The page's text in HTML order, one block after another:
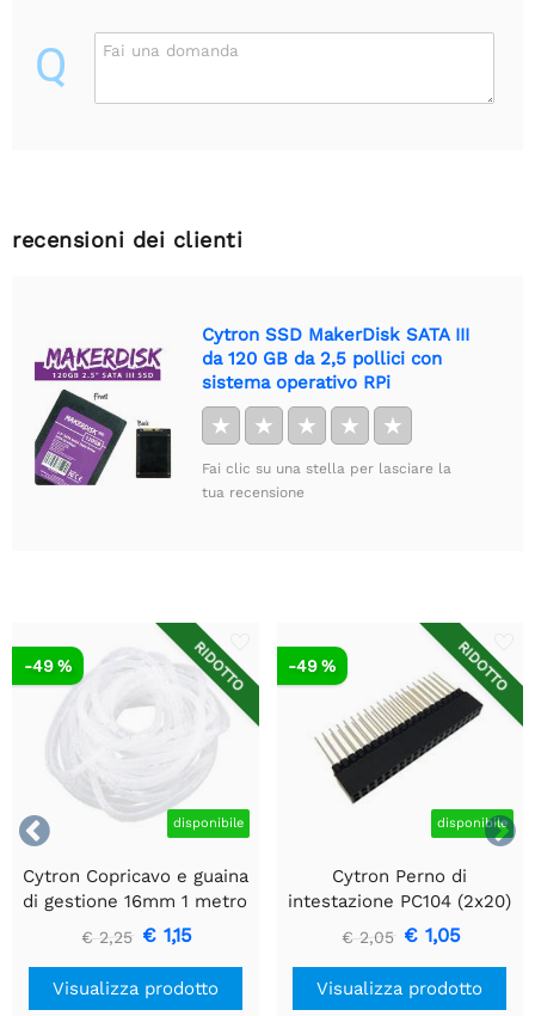
Q Fai una domanda
recensioni dei clienti
Cytron SSD MakerDisk SATA III
da 120 GB da 2,5 pollici con
sistema operativo RPi
★ ★ ★ ★ ★
Fai clic su una stella per lasciare la
tua recensione


RIDOTTO
disponibile
-49 %
Cytron Copricavo e guaina
di gestione 16mm 1 metro
€ 2,25 € 1,15
Visualizza prodotto
RIDOTTO
disponibile
-49 %
Cytron Perno di
intestazione PC104 (2x20)
€ 2,05 € 1,05
Visualizza prodotto